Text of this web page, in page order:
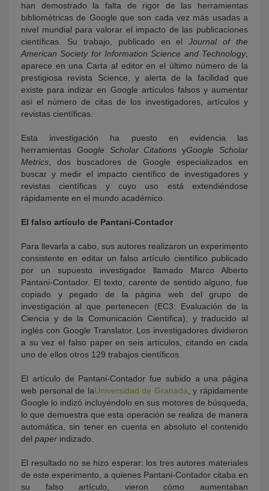
han demostrado la falta de rigor de las herramientas
bibliométricas de Google que son cada vez más usadas a
nivel mundial para valorar el impacto de las publicaciones
científicas. Su trabajo, publicado en elJournal of the
American Society for Information Science and Technology,
aparece en una Carta al editor en el último número de la
prestigiosa revista Science, y alerta de la facilidad que
existe para indizar en Google artículos falsos y aumentar
así el número de citas de los investigadores, artículos y
revistas científicas.
Esta investigación ha puesto en evidencia las
herramientas Google Scholar Citations yGoogle Scholar
Metrics, dos buscadores de Google especializados en
buscar y medir el impacto científico de investigadores y
revistas científicas y cuyo uso está extendiéndose
rápidamente en el mundo académico.
El falso artículo de Pantani-Contador
Para llevarla a cabo, sus autores realizaron un experimento
consistente en editar un falso artículo científico publicado
por un supuesto investigador llamado Marco Alberto
Pantani-Contador. El texto, carente de sentido alguno, fue
copiado y pegado de la página web del grupo de
investigación al que pertenecen (EC3: Evaluación de la
Ciencia y de la Comunicación Científica), y traducido al
inglés con Google Translator. Los investigadores dividieron
a su vez el falso paper en seis artículos, citando en cada
uno de ellos otros 129 trabajos científicos.
El artículo de Pantani-Contador fue subido a una página
web personal de laUniversidad de Granada, y rápidamente
Google lo indizó incluyéndolo en sus motores de búsqueda,
lo que demuestra que esta operación se realiza de manera
automática, sin tener en cuenta en absoluto el contenido
del paper indizado.
El resultado no se hizo esperar: los tres autores materiales
de este experimento, a quienes Pantani-Contador citaba en
su falso artículo, vieron cómo aumentaban